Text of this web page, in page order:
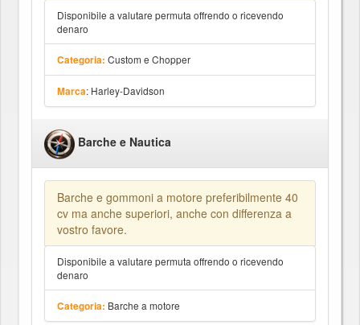
Disponibile a valutare permuta offrendo o ricevendo
denaro
Categoria: Custom e Chopper
Marca: Harley-Davidson
Barche e Nautica
Barche e gommoni a motore preferibilmente 40
cv ma anche superiori, anche con differenza a
vostro favore.
Disponibile a valutare permuta offrendo o ricevendo
denaro
Categoria: Barche a motore